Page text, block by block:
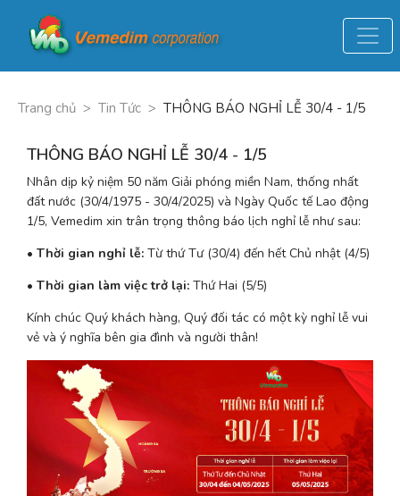
Trang chủ > Tin Tức > THÔNG BÁO NGHỈ LỄ 30/4 - 1/5
THÔNG BÁO NGHỈ LỄ 30/4 - 1/5
Nhân dịp kỷ niệm 50 năm Giải phóng miền Nam, thống nhất
đất nước (30/4/1975 - 30/4/2025) và Ngày Quốc tế Lao động
1/5, Vemedim xin trân trọng thông báo lịch nghỉ lễ như sau:
• Thời gian nghỉ lễ: Từ thứ Tư (30/4) đến hết Chủ nhật (4/5)
• Thời gian làm việc trở lại: Thứ Hai (5/5)
Kính chúc Quý khách hàng, Quý đối tác có một kỳ nghỉ lễ vui
vẻ và ý nghĩa bên gia đình và người thân!